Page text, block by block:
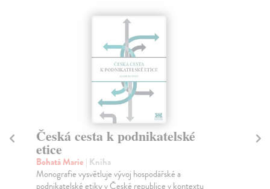
Česká cesta k podnikatelské
etice
Bohatá Marie | Kniha
Monografie vysvětluje vývoj hospodářské a
podnikatelské etiky v České republice v kontextu